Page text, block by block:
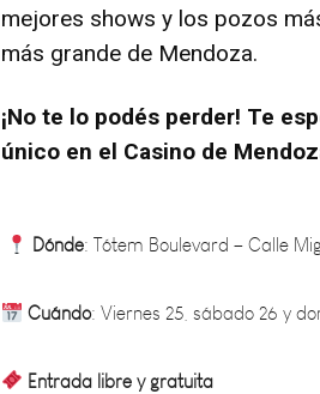
mejores shows y los pozos
más grande de Mendoza.
¡No te lo podés perder! Te
único en el Casino de
Cuándo: Viernes 25, sábado 26 y
Entrada libre y gratuita